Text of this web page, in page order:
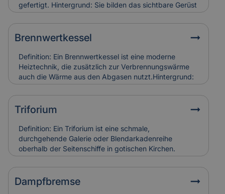
gefertigt. Hintergrund: Sie bilden das sichtbare Gerüst
der Konstruktion und sind durch Zapfen, Dübel oder
Verblattungen miteinander verbunden. Fachwerkholz
bestimmt Stabilität und Erscheinungsbild eines
oder Schädlingsbefall am Fachwerkholz führen zu
hohen Restaurierungskosten, die Versicherungen bei
denkmalgerechter Instandsetzung berücksichtigen.
Brennwertkessel
Definition: Ein Brennwertkessel ist eine moderne
Heiztechnik, die zusätzlich zur Verbrennungswärme
auch die Wärme aus den Abgasen nutzt.Hintergrund:
Dadurch arbeitet der Kessel besonders effizient und
spart Energie im Vergleich zu älteren Heizsystemen. In
Alt- und Denkmalgebäuden wird er häufig in
eingesetzt.Relevanz für Versicherung:
Brennwertkessel senken Betriebskosten, erfordern
aber eine regelmäßige Wartung. Schäden durch
Kondensat oder Abgasfehler werden in der
Gebäudeversicherung individuell bewertet.
Triforium
Definition: Ein Triforium ist eine schmale,
durchgehende Galerie oder Blendarkadenreihe
oberhalb der Seitenschiffe in gotischen Kirchen.
Hintergrund: Es dient vor allem der Gliederung der
Innenwand und trägt zur Lichtführung und optischen
Tiefe des Raumes bei. Relevanz für Versicherung:
Schäden an Triforien sind häufig schwer zugänglich
Dampfbremse